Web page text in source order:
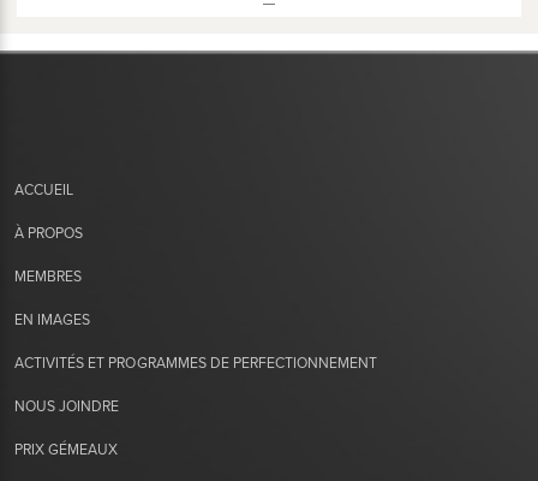
ACCUEIL
À PROPOS
MEMBRES
EN IMAGES
ACTIVITÉS ET PROGRAMMES DE PERFECTIONNEMENT
NOUS JOINDRE
PRIX GÉMEAUX